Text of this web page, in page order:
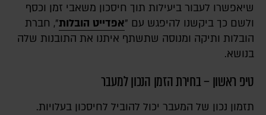
שיאפשרו לעבור ביעילות תוך חיסכון משאבי זמן וכסף
ולשם כך ביקשנו להיפגש עם "אפדייט הובלות", חברת
הובלות ותיקה ומנוסה שתשתף איתנו את התובנות שלה
בנושא.
טיפ ראשון – בחירת הזמן הנכון למעבר
תזמון נכון של המעבר יכול להוביל לחיסכון בעלויות.